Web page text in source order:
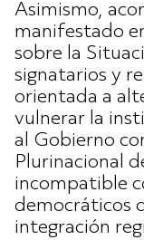
Asimismo,
manifestado
sobre la
signatarios y
orientada a
vulnerar la
al Gobierno
Plurinacional
incompatible
democráticos
integración